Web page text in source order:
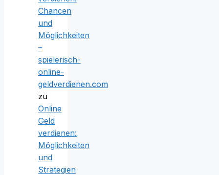
Chancen
und
Möglichkeiten
–
spielerisch-
online-
geldverdienen.com
zu
Online
Geld
verdienen:
Möglichkeiten
und
Strategien